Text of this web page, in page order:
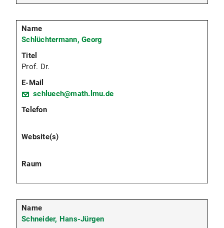
Schlüchtermann, Georg
Prof. Dr.
schluech@math.lmu.de
Schneider, Hans-Jürgen